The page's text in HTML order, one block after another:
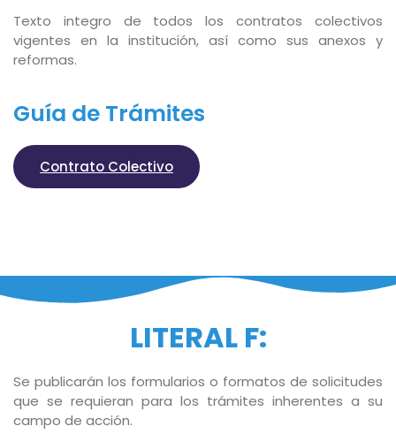
Texto integro de todos los contratos colectivos
vigentes en la institución, así como sus anexos y
reformas.
Guía de Trámites
Contrato Colectivo
LITERAL F:
Se publicarán los formularios o formatos de solicitudes
que se requieran para los trámites inherentes a su
campo de acción.